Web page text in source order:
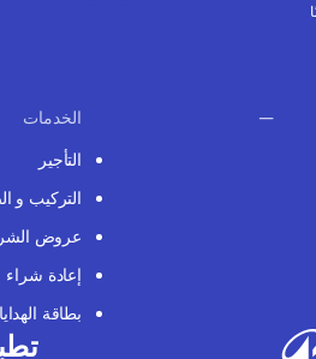
الخدمات
التأجير
التركيب و
عروض
إعادة شراء
بطاقة الهدايا